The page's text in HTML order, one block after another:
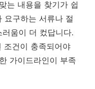
는 내용을 찾기가 쉽
요구하는 서류나 절
움이 더 컸답니다.
조건이 충족되어야
가이드라인이 부족